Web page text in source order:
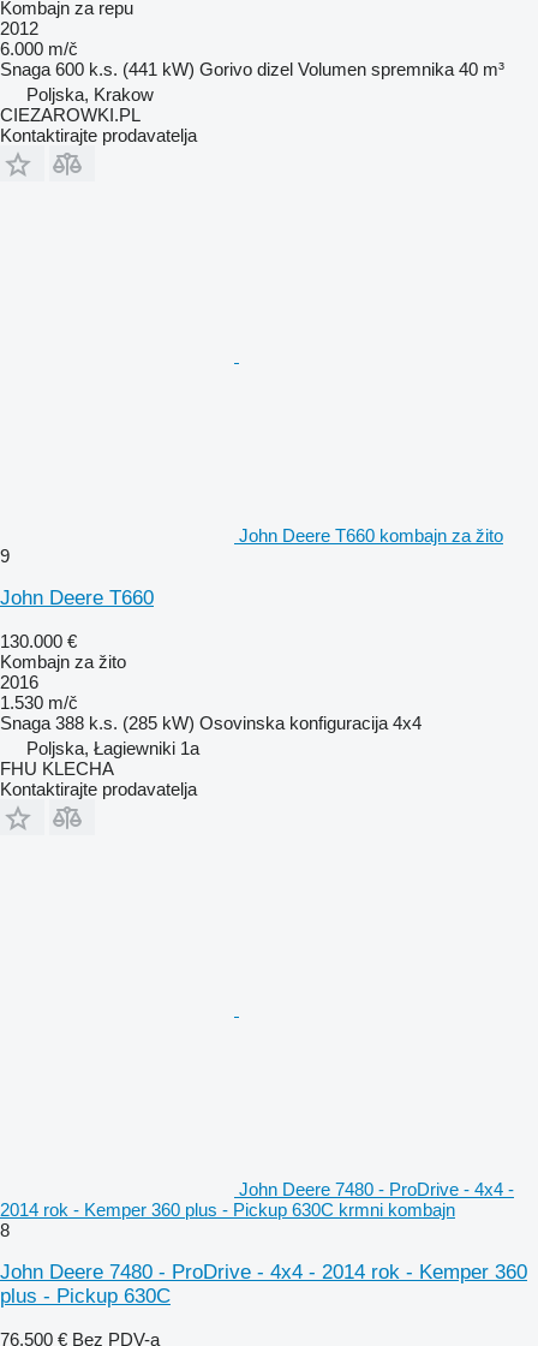
Kombajn za repu
2012
6.000 m/č
Snaga 600 k.s. (441 kW) Gorivo dizel Volumen spremnika 40 m³
Poljska, Krakow
CIEZAROWKI.PL
Kontaktirajte prodavatelja
John Deere T660 kombajn za žito
9
John Deere T660
130.000 €
Kombajn za žito
2016
1.530 m/č
Snaga 388 k.s. (285 kW) Osovinska konfiguracija 4x4
Poljska, Łagiewniki 1a
FHU KLECHA
Kontaktirajte prodavatelja
John Deere 7480 - ProDrive - 4x4 -
2014 rok - Kemper 360 plus - Pickup 630C krmni kombajn
8
John Deere 7480 - ProDrive - 4x4 - 2014 rok - Kemper 360
plus - Pickup 630C
76.500 € Bez PDV-a